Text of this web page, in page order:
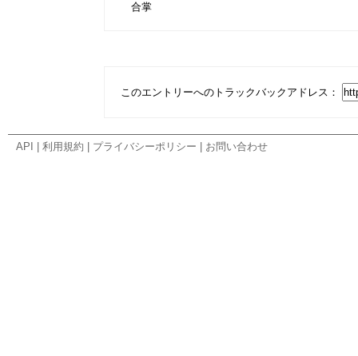
合掌
このエントリーへのトラックバックアドレス：
API 利用規約 プライバシーポリシー お問い合わせ